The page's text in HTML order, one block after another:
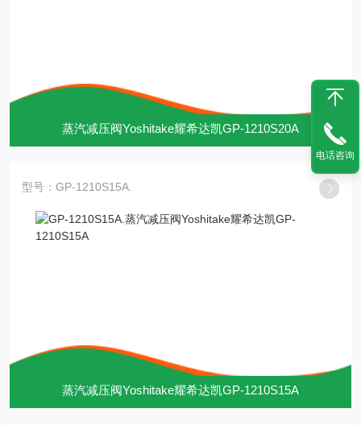
蒸汽减压阀Yoshitake耀希达凯GP-1210S20A
型号：GP-1210S15A.
蒸汽减压阀Yoshitake耀希达凯GP-1210S15A
电话咨询